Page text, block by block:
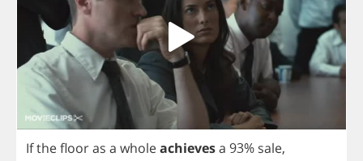
Iftheflooras a wholeachievesa 93% sale,